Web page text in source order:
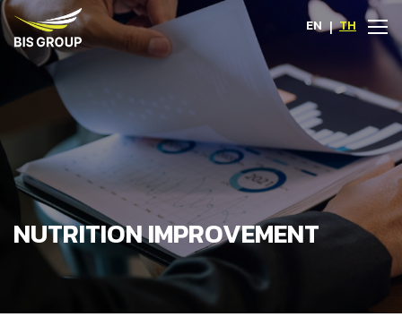
EN | TH
NUTRITION IMPROVEMENT